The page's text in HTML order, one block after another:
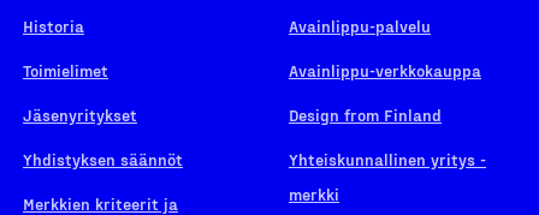
Historia
Toimielimet
Jäsenyritykset
Yhdistyksen säännöt
Merkkien kriteerit ja
Avainlippu-palvelu
Avainlippu-verkkokauppa
Design from Finland
Yhteiskunnallinen yritys -
merkki